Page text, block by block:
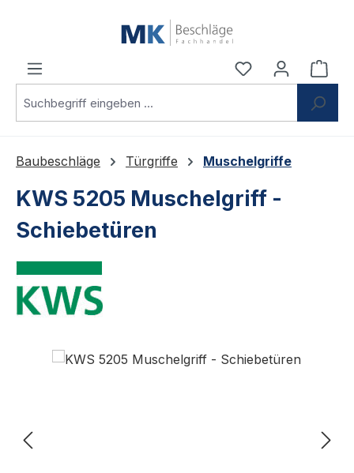
Du hast 0
Baubeschläge Türgriffe Muschelgriffe
KWS 5205 Muschelgriff -
Schiebetüren